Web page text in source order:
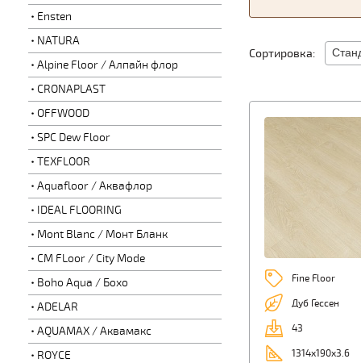
Ensten
NATURA
Alpine Floor / Алпайн флор
CRONAPLAST
OFFWOOD
SPC Dew Floor
TEXFLOOR
Aquafloor / Аквафлор
IDEAL FLOORING
Mont Blanc / Монт Бланк
CM FLoor / City Mode
Boho Aqua / Бохо
ADELAR
AQUAMAX / Аквамакс
ROYCE
Сортировка:
Fine Floor
Дуб Гессен
43
1314x190x3.6